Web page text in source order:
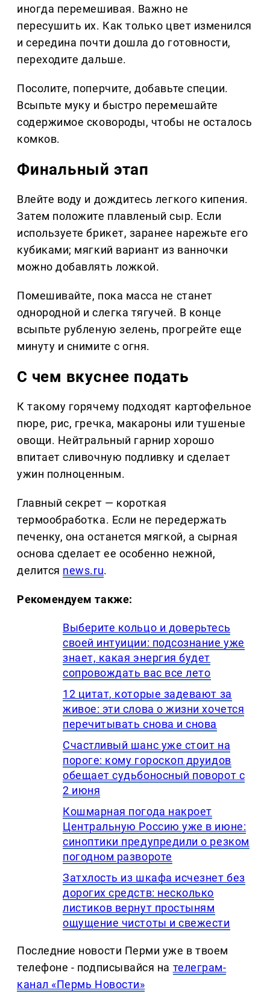
иногда перемешивая. Важно не
пересушить их. Как только цвет изменился
и середина почти дошла до готовности,
переходите дальше.
Посолите, поперчите, добавьте специи.
Всыпьте муку и быстро перемешайте
содержимое сковороды, чтобы не осталось
комков.
Финальный этап
Влейте воду и дождитесь легкого кипения.
Затем положите плавленый сыр. Если
используете брикет, заранее нарежьте его
кубиками; мягкий вариант из ванночки
можно добавлять ложкой.
Помешивайте, пока масса не станет
однородной и слегка тягучей. В конце
всыпьте рубленую зелень, прогрейте еще
минуту и снимите с огня.
С чем вкуснее подать
К такому горячему подходят картофельное
пюре, рис, гречка, макароны или тушеные
овощи. Нейтральный гарнир хорошо
впитает сливочную подливку и сделает
ужин полноценным.
Главный секрет — короткая
термообработка. Если не передержать
печенку, она останется мягкой, а сырная
основа сделает ее особенно нежной,
делится news.ru.
Рекомендуем также:
Выберите кольцо и доверьтесь
своей интуиции: подсознание уже
знает, какая энергия будет
сопровождать вас все лето
12 цитат, которые задевают за
живое: эти слова о жизни хочется
перечитывать снова и снова
Счастливый шанс уже стоит на
пороге: кому гороскоп друидов
обещает судьбоносный поворот с
2 июня
Кошмарная погода накроет
Центральную Россию уже в июне:
синоптики предупредили о резком
погодном развороте
Затхлость из шкафа исчезнет без
дорогих средств: несколько
листиков вернут простыням
ощущение чистоты и свежести
Последние новости Перми уже в твоем
телефоне - подписывайся на телеграм-
канал «Пермь Новости»